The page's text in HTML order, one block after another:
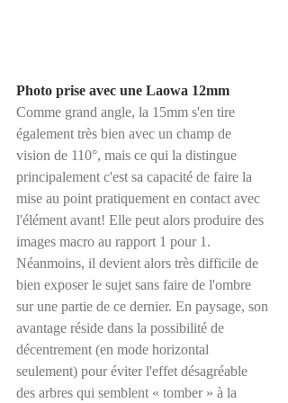
Photo prise avec une Laowa 12mm
Comme grand angle, la 15mm s'en tire
également très bien avec un champ de
vision de 110°, mais ce qui la distingue
principalement c'est sa capacité de faire la
mise au point pratiquement en contact avec
l'élément avant! Elle peut alors produire des
images macro au rapport 1 pour 1.
Néanmoins, il devient alors très difficile de
bien exposer le sujet sans faire de l'ombre
sur une partie de ce dernier. En paysage, son
avantage réside dans la possibilité de
décentrement (en mode horizontal
seulement) pour éviter l'effet désagréable
des arbres qui semblent « tomber » à la